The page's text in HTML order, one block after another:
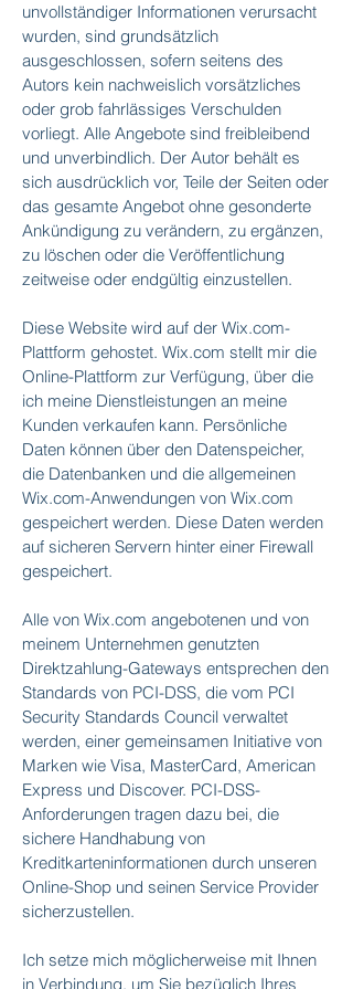
unvollständiger Informationen verursacht
wurden, sind grundsätzlich
ausgeschlossen, sofern seitens des
Autors kein nachweislich vorsätzliches
oder grob fahrlässiges Verschulden
vorliegt. Alle Angebote sind freibleibend
und unverbindlich. Der Autor behält es
sich ausdrücklich vor, Teile der Seiten oder
das gesamte Angebot ohne gesonderte
Ankündigung zu verändern, zu ergänzen,
zu löschen oder die Veröffentlichung
zeitweise oder endgültig einzustellen.
Diese Website wird auf der Wix.com-
Plattform gehostet. Wix.com stellt mir die
Online-Plattform zur Verfügung, über die
ich meine Dienstleistungen an meine
Kunden verkaufen kann. Persönliche
Daten können über den Datenspeicher,
die Datenbanken und die allgemeinen
Wix.com-Anwendungen von Wix.com
gespeichert werden. Diese Daten werden
auf sicheren Servern hinter einer Firewall
gespeichert.
Alle von Wix.com angebotenen und von
meinem Unternehmen genutzten
Direktzahlung-Gateways entsprechen den
Standards von PCI-DSS, die vom PCI
Security Standards Council verwaltet
werden, einer gemeinsamen Initiative von
Marken wie Visa, MasterCard, American
Express und Discover. PCI-DSS-
Anforderungen tragen dazu bei, die
sichere Handhabung von
Kreditkarteninformationen durch unseren
Online-Shop und seinen Service Provider
sicherzustellen.
Ich setze mich möglicherweise mit Ihnen
in Verbindung, um Sie bezüglich Ihres